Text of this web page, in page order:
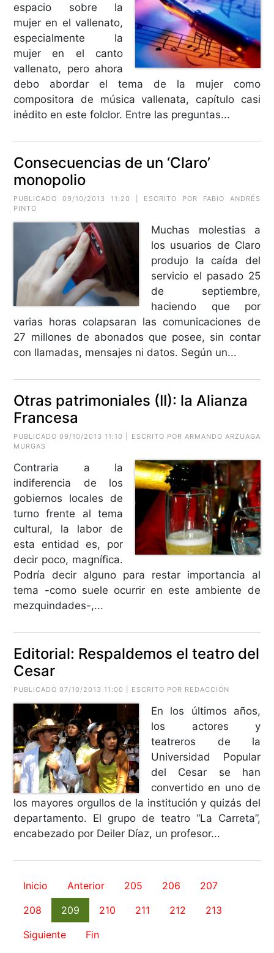
espacio sobre la
mujer en el vallenato,
especialmente la
mujer en el canto
vallenato, pero ahora
debo abordar el tema de la mujer como
compositora de música vallenata, capítulo casi
inédito en este folclor. Entre las preguntas...
Consecuencias de un ‘Claro’
monopolio
PUBLICADO 09/10/2013 11:20 | ESCRITO POR FABIO ANDRÉS
PINTO
Muchas molestias a
los usuarios de Claro
produjo la caída del
servicio el pasado 25
de septiembre,
haciendo que por
varias horas colapsaran las comunicaciones de
27 millones de abonados que posee, sin contar
con llamadas, mensajes ni datos. Según un...
Otras patrimoniales (II): la Alianza
Francesa
PUBLICADO 09/10/2013 11:10 | ESCRITO POR ARMANDO ARZUAGA
MURGAS
Contraria a la
indiferencia de los
gobiernos locales de
turno frente al tema
cultural, la labor de
esta entidad es, por
decir poco, magnífica.
Podría decir alguno para restar importancia al
tema -como suele ocurrir en este ambiente de
mezquindades-,...
Editorial: Respaldemos el teatro del
Cesar
PUBLICADO 07/10/2013 11:00 | ESCRITO POR REDACCIÓN
En los últimos años,
los actores y
teatreros de la
Universidad Popular
del Cesar se han
convertido en uno de
los mayores orgullos de la institución y quizás del
departamento. El grupo de teatro “La Carreta”,
encabezado por Deiler Díaz, un profesor...
Inicio Anterior 205 206
207
208
209 210 211 212
213
Siguiente
Fin